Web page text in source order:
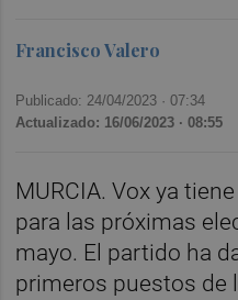
Francisco Valero
Publicado: 24/04/2023 ·07:34
Actualizado: 16/06/2023 · 08:55
MURCIA. Vox ya
para las próximas
mayo. El partido ha
primeros puestos de